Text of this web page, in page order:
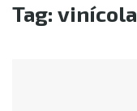
Tag: vinícola